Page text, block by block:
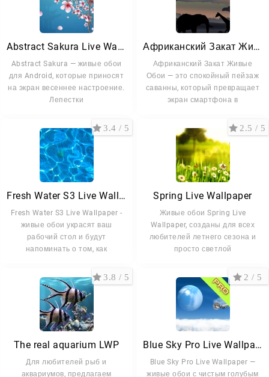
Abstract Sakura Live Wallpaper
Abstract Sakura — живые обои
для Android, которые приносят
на экран весеннее настроение.
Лепестки
Африканский Закат Живые Обои
Африканский Закат Живые
Обои — это спокойный пейзаж
саванны, который превращает
экран смартфона в
Fresh Water S3 Live Wallpaper
Fresh Water S3 Live Wallpaper -
живые обои украсят ваш
рабочий стол и будут
напоминать о том, как
3.4 / 5
Spring Live Wallpaper
Живые обои Spring Live
Wallpaper, созданы для всех
любителей летнего сезона и
просто светлой
2.5 / 5
The real aquarium LWP
Для любителей рыб и
аквариумов, предлагаем
3.8 / 5
Blue Sky Pro Live Wallpaper
Blue Sky Pro Live Wallpaper —
живые обои с чистым голубым
2 / 5